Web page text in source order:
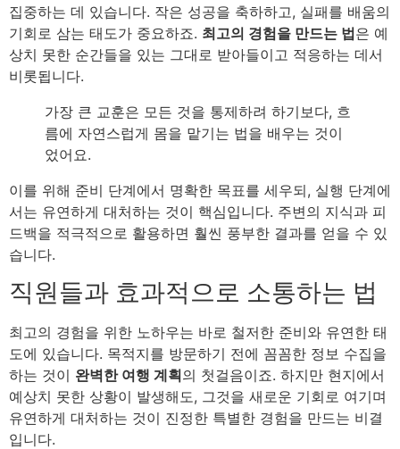
집중하는 데 있습니다. 작은 성공을 축하하고, 실패를 배움의
기회로 삼는 태도가 중요하죠. 최고의 경험을 만드는 법은 예
상치 못한 순간들을 있는 그대로 받아들이고 적응하는 데서
비롯됩니다.
가장 큰 교훈은 모든 것을 통제하려 하기보다, 흐
름에 자연스럽게 몸을 맡기는 법을 배우는 것이
었어요.
이를 위해 준비 단계에서 명확한 목표를 세우되, 실행 단계에
서는 유연하게 대처하는 것이 핵심입니다. 주변의 지식과 피
드백을 적극적으로 활용하면 훨씬 풍부한 결과를 얻을 수 있
습니다.
직원들과 효과적으로 소통하는 법
최고의 경험을 위한 노하우는 바로 철저한 준비와 유연한 태
도에 있습니다. 목적지를 방문하기 전에 꼼꼼한 정보 수집을
하는 것이 완벽한 여행 계획의 첫걸음이죠. 하지만 현지에서
예상치 못한 상황이 발생해도, 그것을 새로운 기회로 여기며
유연하게 대처하는 것이 진정한 특별한 경험을 만드는 비결
입니다.